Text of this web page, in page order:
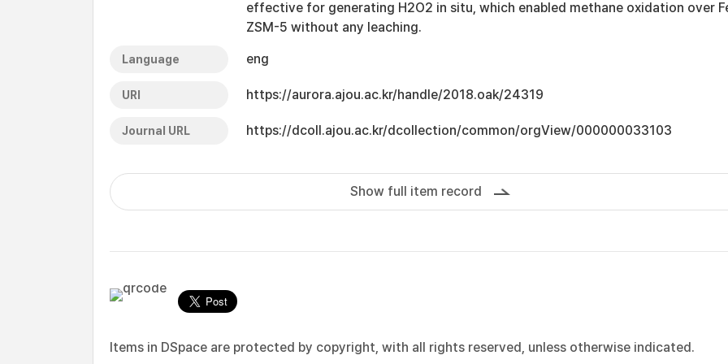
effective for generating H2O2 in situ, which enabled methane oxidation over
ZSM-5 without any leaching.
Language eng
URI https://aurora.ajou.ac.kr/handle/2018.oak/24319
Journal URL https://dcoll.ajou.ac.kr/dcollection/common/orgView/000000033103
Show full item record
Items in DSpace are protected by copyright, with all rights reserved, unless otherwise indicated.